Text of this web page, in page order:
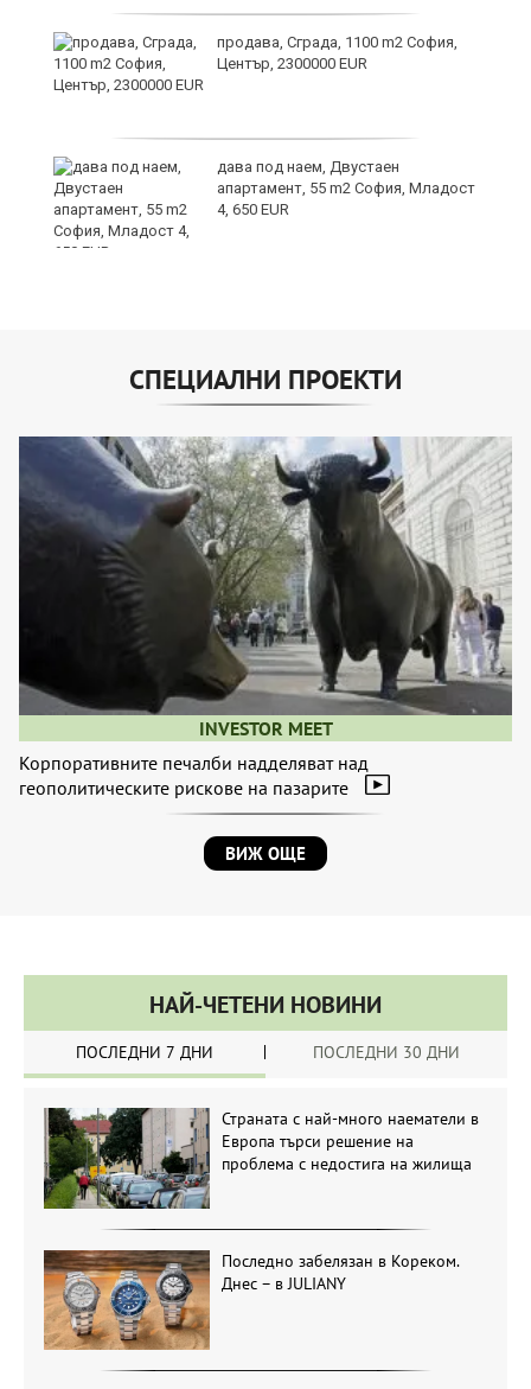
продава, Сграда, 1100 m2 София,
Център, 2300000 EUR
дава под наем, Двустаен
апартамент, 55 m2 София, Младост
4, 650 EUR
СПЕЦИАЛНИ ПРОЕКТИ
INVESTOR MEET
Корпоративните печалби надделяват над
геополитическите рискове на пазарите
ВИЖ ОЩЕ
НАЙ-ЧЕТЕНИ НОВИНИ
ПОСЛЕДНИ 7 ДНИ ПОСЛЕДНИ 30 ДНИ
Страната с най-много наематели в
Европа търси решение на
проблема с недостига на жилища
Последно забелязан в Кореком.
Днес – в JULIANY